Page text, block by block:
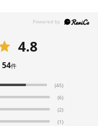
4.8
54件
(45)
(6)
(2)
(1)